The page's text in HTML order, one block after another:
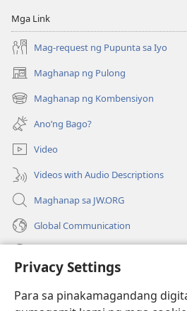
Privacy Settings
Para sa pinakamagandang
Mga Link
Mag-request ng Pupunta sa Iyo
Maghanap ng Pulong
(may
bubukas
na
bagong
window)
Maghanap ng Kombensiyon
(may
bubukas
na
bagong
window)
Ano’ng Bago?
Video
Videos with Audio Descriptions
Maghanap sa JW.ORG
Global Communication
(may